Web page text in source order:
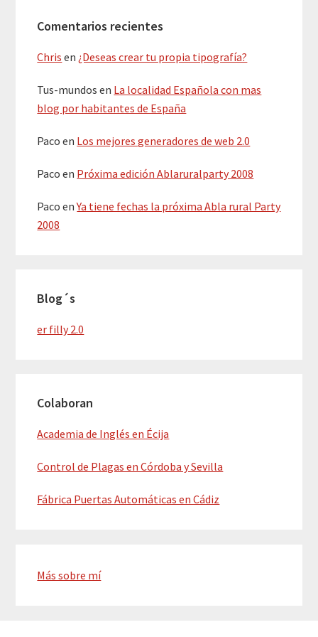
Comentarios recientes
Chris en ¿Deseas crear tu propia tipografía?
Tus-mundos en La localidad Española con mas
blog por habitantes de España
Paco en Los mejores generadores de web 2.0
Paco en Próxima edición Ablaruralparty 2008
Paco enYa tiene fechas la próxima Abla rural Party
2008
Blog´s
er filly 2.0
Colaboran
Academia de Inglés en Écija
Control de Plagas en Córdoba y Sevilla
Fábrica Puertas Automáticas en Cádiz
Más sobre mí